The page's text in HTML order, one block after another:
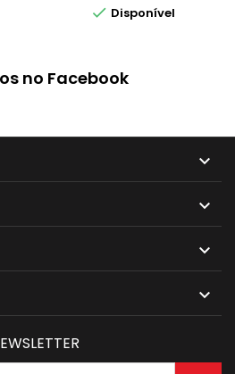
 Disponível
no Facebook



